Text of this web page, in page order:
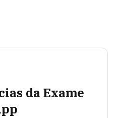
da Exame